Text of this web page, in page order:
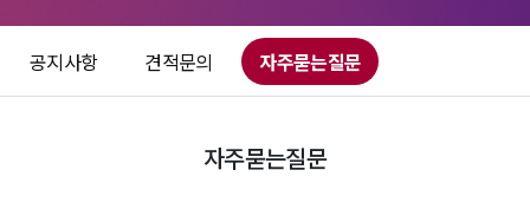
공지사항 견적문의 자주묻는질문
자주묻는질문